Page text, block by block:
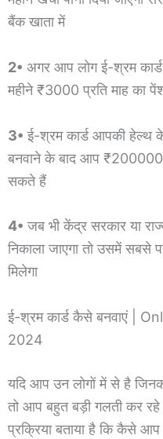
बैंक खाता में
2• अगर आप लोग ई-श्रम
महीने ₹3000 प्रति माह का
3• ई-श्रम कार्ड आपकी हेल्थ के
बनवाने के बाद आप ₹200000
सकते हैं
4• जब भी केंद्र सरकार या
निकाला जाएगा तो उसमें सबसे
मिलेगा
ई-श्रम कार्ड कैसे बनवाएं |
2024
यदि आप उन लोगों में से है
तो आप बहुत बड़ी गलती कर रहे
प्रक्रिया बताया है कि कैसे